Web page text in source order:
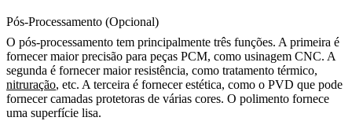
Pós-Processamento (Opcional)
O pós-processamento tem principalmente três funções. A primeira é
fornecer maior precisão para peças PCM, como usinagem CNC. A
segunda é fornecer maior resistência, como tratamento térmico,
nitruração, etc. A terceira é fornecer estética, como o PVD que pode
fornecer camadas protetoras de várias cores. O polimento fornece
uma superfície lisa.